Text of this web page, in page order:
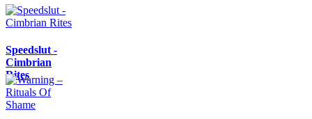
Speedslut -
Cimbrian
Rites